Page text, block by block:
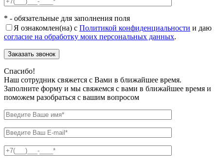
* - обязательные для заполнения поля
Я ознакомлен(на) с Политикой конфиденциальности и даю
согласие на обработку моих персональных данных.
Спасибо!
Наш сотрудник свяжется с Вами в ближайшее время.
Заполните форму и мы свяжемся с вами в ближайшее время и
поможем разобраться с вашим вопросом